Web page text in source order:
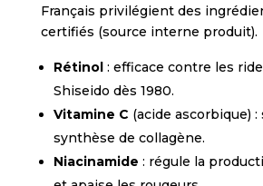
Français privilégient des
certifiés (source interne produit).
Rétinol: efficace contre les
Shiseido dès 1980.
Vitamine C (acide ascorbique)
synthèse de collagène.
Niacinamide : régule la